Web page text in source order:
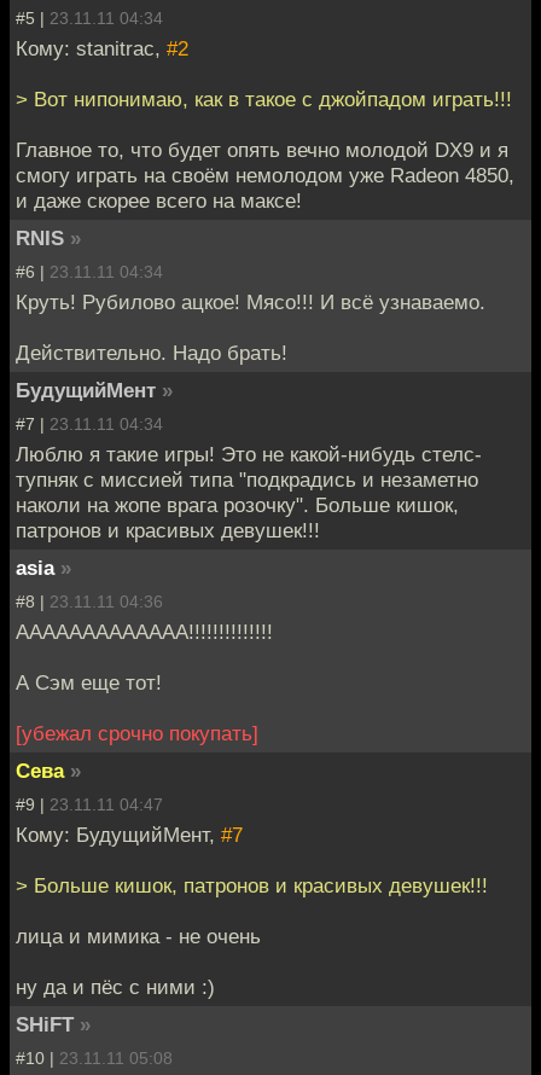
#5 | 23.11.11 04:34
Кому: stanitrac, #2
> Вот нипонимаю, как в такое с джойпадом играть!!!
Главное то, что будет опять вечно молодой DX9 и я
смогу играть на своём немолодом уже Radeon 4850,
и даже скорее всего на максе!
RNIS »
#6 | 23.11.11 04:34
Круть! Рубилово ацкое! Мясо!!! И всё узнаваемо.
Действительно. Надо брать!
БудущийМент »
#7 | 23.11.11 04:34
Люблю я такие игры! Это не какой-нибудь стелс-
тупняк с миссией типа "подкрадись и незаметно
наколи на жопе врага розочку". Больше кишок,
патронов и красивых девушек!!!
asia »
#8 | 23.11.11 04:36
AAAAAAAAAAAAA!!!!!!!!!!!!!!
А Сэм еще тот!
[убежал срочно покупать]
Сева »
#9 | 23.11.11 04:47
Кому: БудущийМент, #7
> Больше кишок, патронов и красивых девушек!!!
лица и мимика - не очень
ну да и пёс с ними :)
SHiFT »
#10 | 23.11.11 05:08